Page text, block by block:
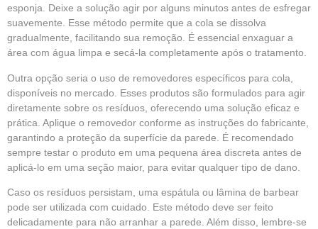
esponja. Deixe a solução agir por alguns minutos antes de esfregar
suavemente. Esse método permite que a cola se dissolva
gradualmente, facilitando sua remoção. É essencial enxaguar a
área com água limpa e secá-la completamente após o tratamento.
Outra opção seria o uso de removedores específicos para cola,
disponíveis no mercado. Esses produtos são formulados para agir
diretamente sobre os resíduos, oferecendo uma solução eficaz e
prática. Aplique o removedor conforme as instruções do fabricante,
garantindo a proteção da superfície da parede. É recomendado
sempre testar o produto em uma pequena área discreta antes de
aplicá-lo em uma seção maior, para evitar qualquer tipo de dano.
Caso os resíduos persistam, uma espátula ou lâmina de barbear
pode ser utilizada com cuidado. Este método deve ser feito
delicadamente para não arranhar a parede. Além disso, lembre-se